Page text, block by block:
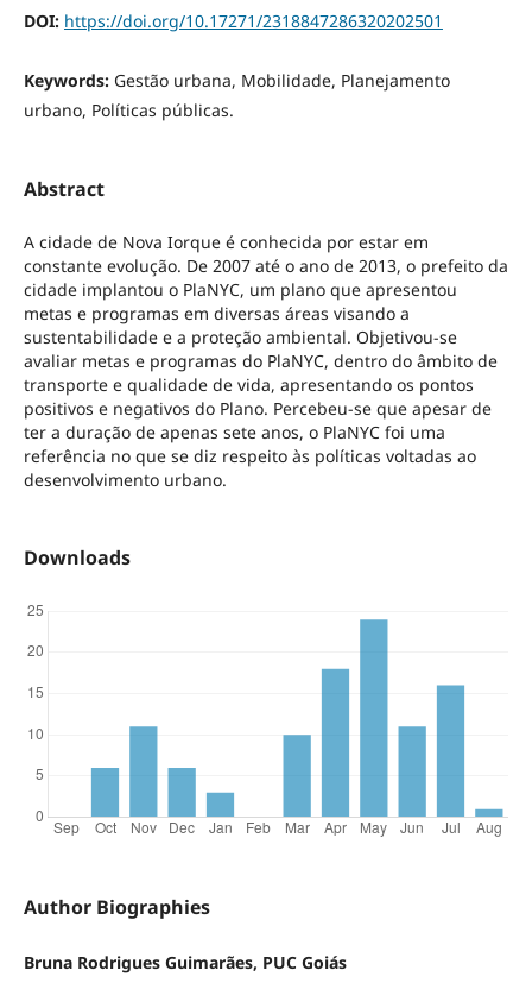
DOI: https://doi.org/10.17271/2318847286320202501
Keywords: Gestão urbana, Mobilidade, Planejamento
urbano, Políticas públicas.
Abstract
A cidade de Nova Iorque é conhecida por estar em
constante evolução. De 2007 até o ano de 2013, o prefeito da
cidade implantou o PlaNYC, um plano que apresentou
metas e programas em diversas áreas visando a
sustentabilidade e a proteção ambiental. Objetivou-se
avaliar metas e programas do PlaNYC, dentro do âmbito de
transporte e qualidade de vida, apresentando os pontos
positivos e negativos do Plano. Percebeu-se que apesar de
ter a duração de apenas sete anos, o PlaNYC foi uma
referência no que se diz respeito às políticas voltadas ao
desenvolvimento urbano.
Downloads
Author Biographies
Bruna Rodrigues Guimarães, PUC Goiás